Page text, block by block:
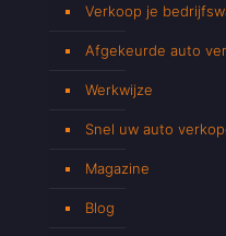
Verkoop je
Afgekeurde auto
Werkwijze
Snel uw auto
Magazine
Blog